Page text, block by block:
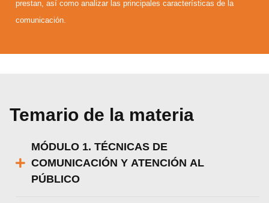
prestan, así como analizar las principales características de la
comunicación.
Temario de la materia
MÓDULO 1. TÉCNICAS DE
COMUNICACIÓN Y ATENCIÓN AL
PÚBLICO